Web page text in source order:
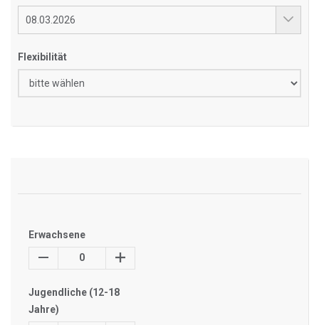
Flexibilität
Erwachsene
0
Jugendliche (12-18
Jahre)